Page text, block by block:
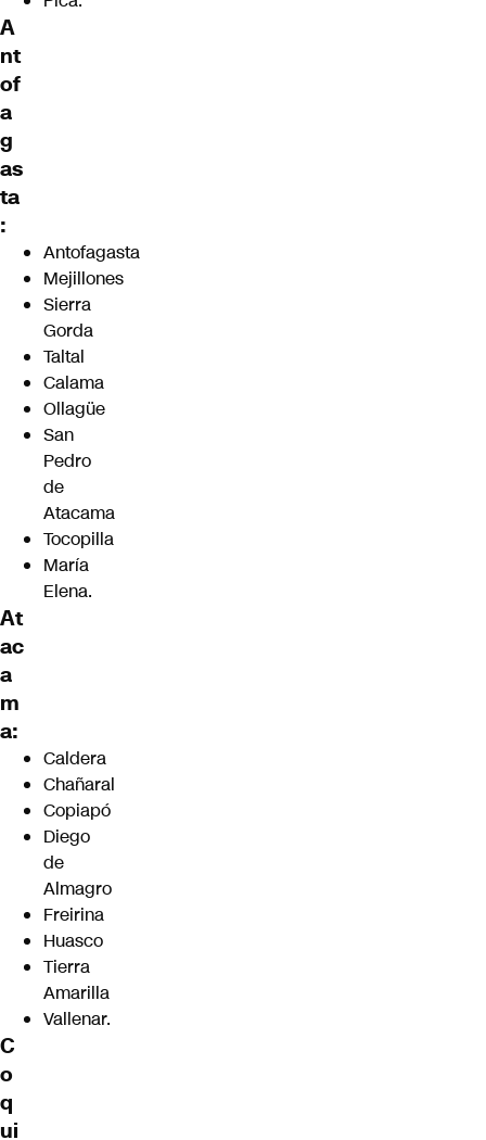
A
nt
of
a
g
as
ta
:
Antofagasta
Mejillones
Sierra
Gorda
Taltal
Calama
Ollagüe
San
Pedro
de
Atacama
Tocopilla
María
Elena.
At
ac
a
m
a:
Caldera
Chañaral
Copiapó
Diego
de
Almagro
Freirina
Huasco
Tierra
Amarilla
Vallenar.
C
o
q
ui